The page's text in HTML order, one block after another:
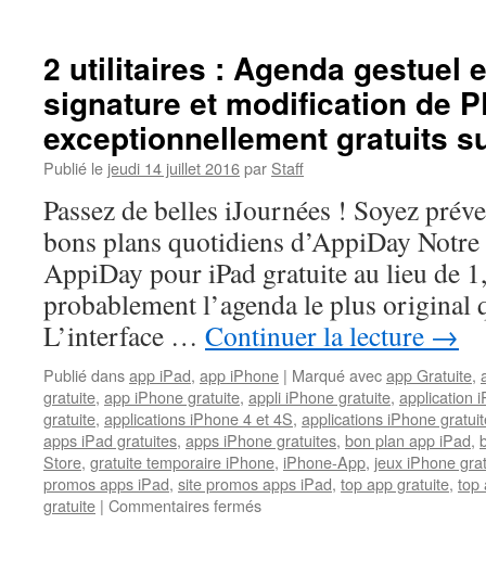
pour
les
vacances
et
des
photos
originales,
gratuits
sur
iPhone,
iPad
2 utilitaires : Agenda gestuel
signature et modification de
exceptionnellement gratuits
Publié le jeudi 14 juillet 2016par Staff
Passez de belles iJournées ! Soyez
bons plans quotidiens d’AppiDay
AppiDay pour iPad gratuite au lieu de
probablement l’agenda le plus original
L’interface … Continuer la lecture →
Publié dansapp iPad, app iPhone | Marqué avecapp Gratuite,
gratuite, app iPhone gratuite, appli iPhone gratuite, application
gratuite, applications iPhone 4 et 4S, applications iPhone
apps iPad gratuites, apps iPhone gratuites, bon plan app iPad,
Store, gratuite temporaire iPhone, iPhone-App, jeux iPhone
promos apps iPad, site promos apps iPad, top app gratuite, top
gratuite | Commentaires ferméssur